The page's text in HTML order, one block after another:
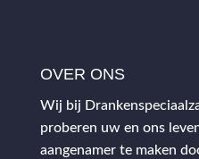
OVER ONS
Wij bij
proberen uw en ons
aangenamer te maken